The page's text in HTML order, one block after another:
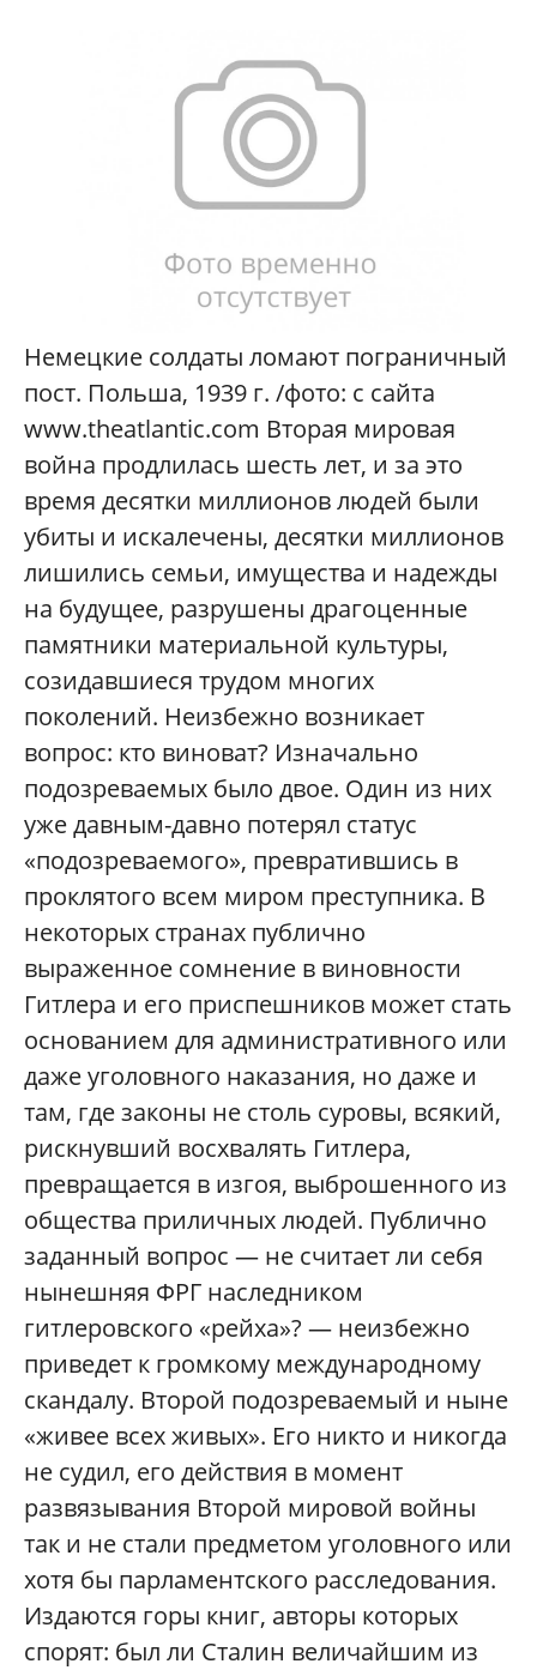
Немецкие солдаты ломают пограничный
пост. Польша, 1939 г. /фото: с сайта
www.theatlantic.com Вторая мировая
война продлилась шесть лет, и за это
время десятки миллионов людей были
убиты и искалечены, десятки миллионов
лишились семьи, имущества и надежды
на будущее, разрушены драгоценные
памятники материальной культуры,
созидавшиеся трудом многих
поколений. Неизбежно возникает
вопрос: кто виноват? Изначально
подозреваемых было двое. Один из них
уже давным-давно потерял статус
«подозреваемого», превратившись в
проклятого всем миром преступника. В
некоторых странах публично
выраженное сомнение в виновности
Гитлера и его приспешников может стать
основанием для административного или
даже уголовного наказания, но даже и
там, где законы не столь суровы, всякий,
рискнувший восхвалять Гитлера,
превращается в изгоя, выброшенного из
общества приличных людей. Публично
заданный вопрос — не считает ли себя
нынешняя ФРГ наследником
гитлеровского «рейха»? — неизбежно
приведет к громкому международному
скандалу. Второй подозреваемый и ныне
«живее всех живых». Его никто и никогда
не судил, его действия в момент
развязывания Второй мировой войны
так и не стали предметом уголовного или
хотя бы парламентского расследования.
Издаются горы книг, авторы которых
спорят: был ли Сталин величайшим из